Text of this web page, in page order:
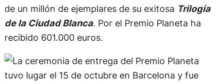
de un millón de ejemplares de su exitosa Trilogía
de la Ciudad Blanca. Por el Premio Planeta ha
recibido 601.000 euros.